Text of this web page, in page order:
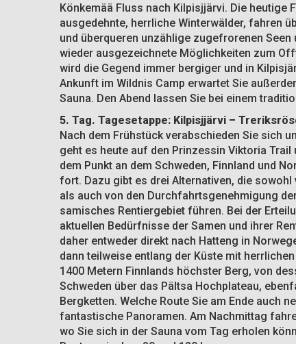
Könkemää Fluss nach Kilpisjjärvi. Die heutige
ausgedehnte, herrliche Winterwälder, fahren
und überqueren unzählige zugefrorenen
wieder ausgezeichnete Möglichkeiten zum
wird die Gegend immer bergiger und in
Ankunft im Wildnis Camp erwartet Sie
Sauna. Den Abend lassen Sie bei einem
5. Tag. Tagesetappe: Kilpisjjärvi –
Nach dem Frühstück verabschieden Sie sich
geht es heute auf den Prinzessin Viktoria
dem Punkt an dem Schweden, Finnland und
fort. Dazu gibt es drei Alternativen, die
als auch von den Durchfahrtsgenehmigung
samisches Rentiergebiet führen. Bei der
aktuellen Bedürfnisse der Samen und ihrer
daher entweder direkt nach Hatteng in
dann teilweise entlang der Küste mit
1400 Metern Finnlands höchster Berg, von
Schweden über das Pältsa Hochplateau,
Bergketten. Welche Route Sie am Ende auch
fantastische Panoramen. Am Nachmittag
wo Sie sich in der Sauna vom Tag erholen